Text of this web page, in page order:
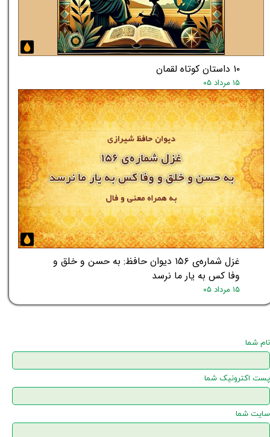
۱۰ داستان کوتاه لقمان
۱۵ مرداد ۰۵
غزل شماره‌ی ۱۵۶ دیوان حافظ: به حسن و خلق و
وفا کس به یار ما نرسد
۱۵ مرداد ۰۵
نام شما
پست اکترونیک شما
سایت شما